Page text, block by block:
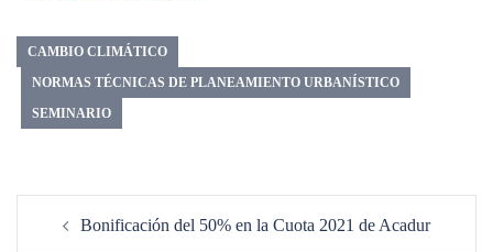
CAMBIO CLIMÁTICO
NORMAS TÉCNICAS DE PLANEAMIENTO URBANÍSTICO
SEMINARIO
Bonificación del 50% en la Cuota 2021 de Acadur